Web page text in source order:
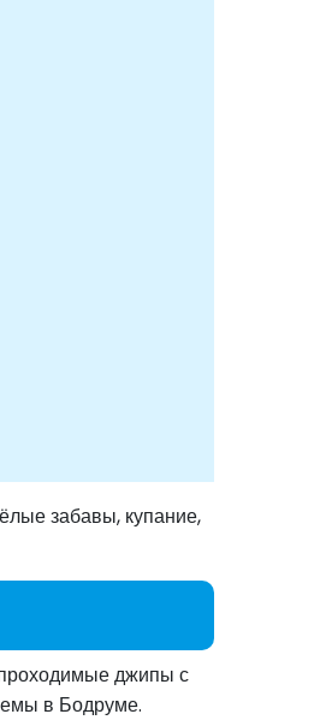
забавы, купание,
джипы с
в Бодруме.